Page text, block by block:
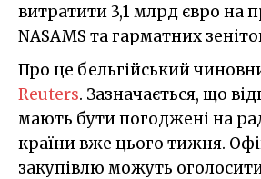
витратити 3,1 млрд євро на
NASAMS та гарматних
Про це бельгійський
Reuters. Зазначається, що
мають бути погоджені на
країни вже цього тижня.
закупівлю можуть